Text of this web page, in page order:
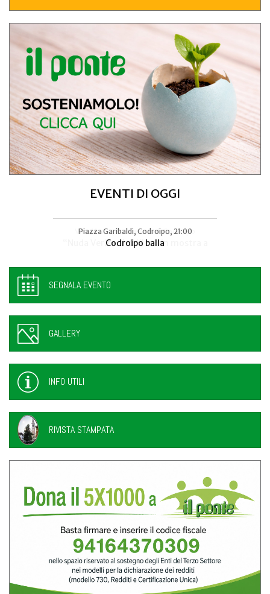
EVENTI DI OGGI
Villa Manin, Passariano di Codroipo
“Nuda Veritas” di Klimt in mostra a
Piazza Garibaldi, Codroipo, 21:00
Codroipo balla
SEGNALA EVENTO
GALLERY
INFO UTILI
RIVISTA STAMPATA